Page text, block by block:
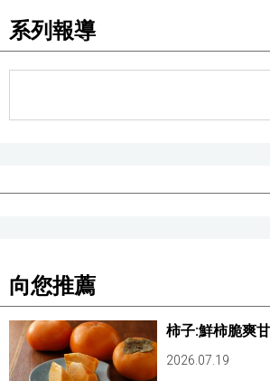
系列報導
向您推薦
柿子:鮮柿脆爽
2026.07.19